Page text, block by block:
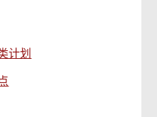
计划